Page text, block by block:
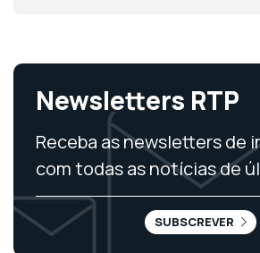
Newsletters RTP
Receba as newsletters de
com todas as notícias de
SUBSCREVER